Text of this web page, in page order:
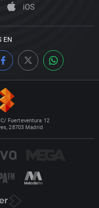
iOS
EN
Fuerteventura 12
28703 Madrid